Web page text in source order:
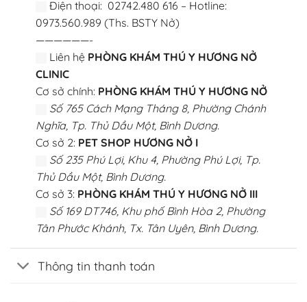
Điện thoại: 02742.480 616 – Hotline:
0973.560.989 (Ths. BSTY Nở)
——————-
Liên hệ PHÒNG KHÁM THÚ Y HƯƠNG NỞ
CLINIC
Cơ sở chính: PHÒNG KHÁM THÚ Y HƯƠNG NỞ
Số 765 Cách Mạng Tháng 8, Phường Chánh
Nghĩa, Tp. Thủ Dầu Một, Bình Dương.
Cơ sở 2: PET SHOP HƯƠNG NỞ I
Số 235 Phú Lợi, Khu 4, Phường Phú Lợi, Tp.
Thủ Dầu Một, Bình Dương.
Cơ sở 3: PHÒNG KHÁM THÚ Y HƯƠNG NỞ III
Số 169 DT746, Khu phố Bình Hòa 2, Phường
Tân Phước Khánh, Tx. Tân Uyên, Bình Dương.
Thông tin thanh toán